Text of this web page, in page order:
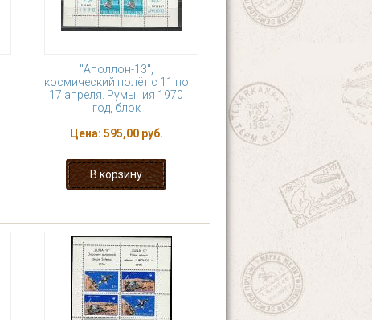
"Аполлон-13",
космический полёт с 11 по
17 апреля. Румыния 1970
год, блок
Цена: 595,00 руб.